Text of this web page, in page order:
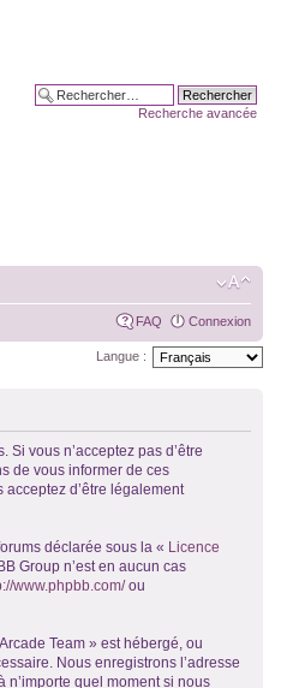
Recherche avancée
FAQ Connexion
Langue :
vous n’acceptez pas d’être
de vous informer de ces
d’être légalement
déclarée sous la « Licence
Group n’est en aucun cas
www.phpbb.com/ou
Team » est hébergé, ou
Nous enregistrons l’adresse
n’importe quel moment si nous